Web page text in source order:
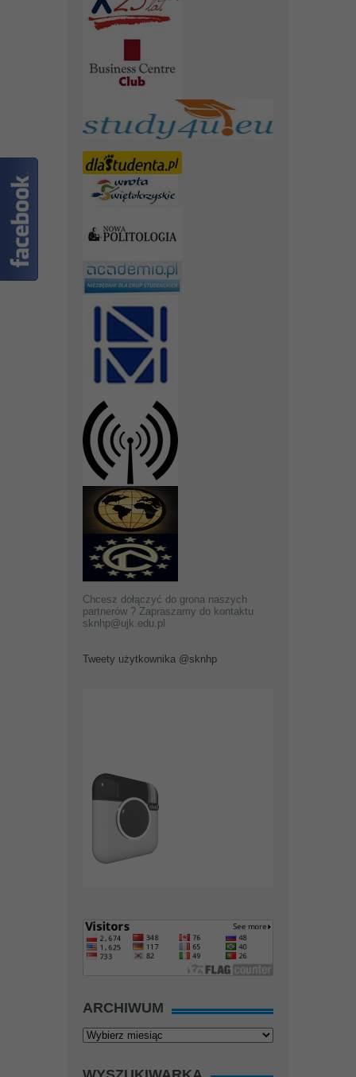
Chcesz dołączyć do grona naszych
partnerów ? Zapraszamy do kontaktu
sknhp@ujk.edu.pl
Tweety użytkownika @sknhp
ARCHIWUM
Archiwum